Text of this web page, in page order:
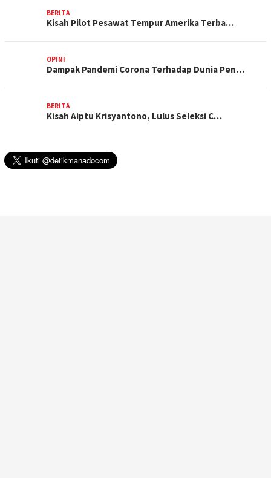
BERITA
Kisah Pilot Pesawat Tempur Amerika Terba…
OPINI
Dampak Pandemi Corona Terhadap Dunia Pen…
BERITA
Kisah Aiptu Krisyantono, Lulus Seleksi C…